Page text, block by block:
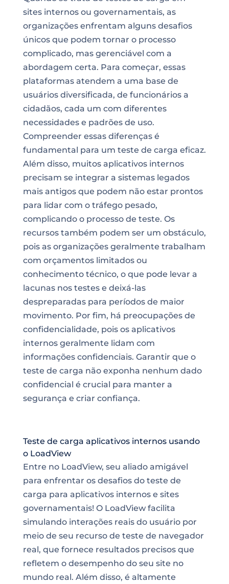
sites internos ou governamentais, as
organizações enfrentam alguns desafios
únicos que podem tornar o processo
complicado, mas gerenciável com a
abordagem certa. Para começar, essas
plataformas atendem a uma base de
usuários diversificada, de funcionários a
cidadãos, cada um com diferentes
necessidades e padrões de uso.
Compreender essas diferenças é
fundamental para um teste de carga eficaz.
Além disso, muitos aplicativos internos
precisam se integrar a sistemas legados
mais antigos que podem não estar prontos
para lidar com o tráfego pesado,
complicando o processo de teste. Os
recursos também podem ser um obstáculo,
pois as organizações geralmente trabalham
com orçamentos limitados ou
conhecimento técnico, o que pode levar a
lacunas nos testes e deixá-las
despreparadas para períodos de maior
movimento. Por fim, há preocupações de
confidencialidade, pois os aplicativos
internos geralmente lidam com
informações confidenciais. Garantir que o
teste de carga não exponha nenhum dado
confidencial é crucial para manter a
segurança e criar confiança.
Teste de carga aplicativos internos usando
o LoadView
Entre no LoadView, seu aliado amigável
para enfrentar os desafios do teste de
carga para aplicativos internos e sites
governamentais! O LoadView facilita
simulando interações reais do usuário por
meio de seu recurso de teste de navegador
real, que fornece resultados precisos que
refletem o desempenho do seu site no
mundo real. Além disso, é altamente